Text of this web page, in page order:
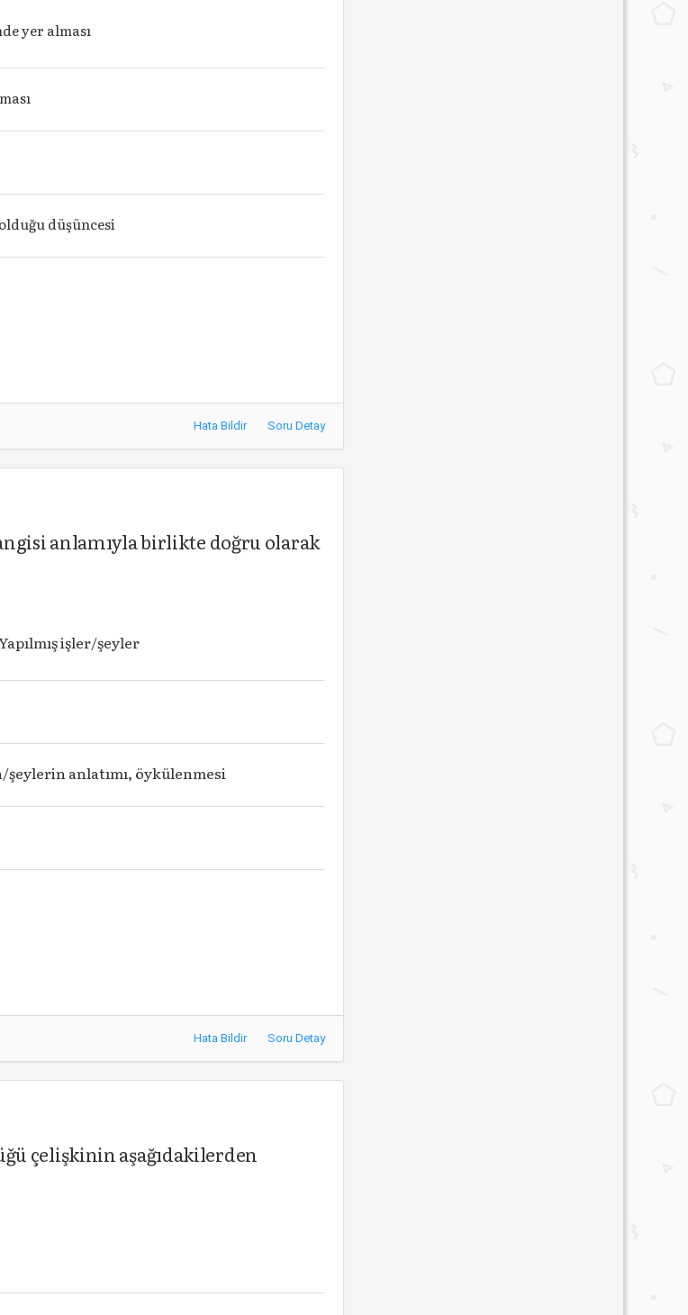
yer alması
düşüncesi
Hata Bildir Soru Detay
anlamıyla birlikte doğru olarak
işler/şeyler
şeylerin anlatımı, öykülenmesi
Hata Bildir Soru Detay
çelişkinin aşağıdakilerden